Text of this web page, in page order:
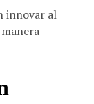
innovar al